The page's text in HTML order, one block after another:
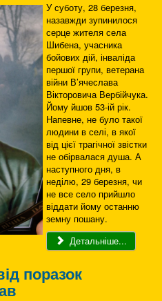
У суботу, 28 березня,
назавжди зупинилося
серце жителя села
Шибена, учасника
бойових дій, інваліда
першої групи, ветерана
війни В’ячеслава
Вікторовича Вербійчука.
Йому йшов 53-ій рік.
Напевне, не було такої
людини в селі, в якої
від цієї трагічної звістки
не обірвалася душа. А
наступного дня, в
неділю, 29 березня, чи
не все село прийшло
віддати йому останню
земну пошану.
Детальніше...
поразок